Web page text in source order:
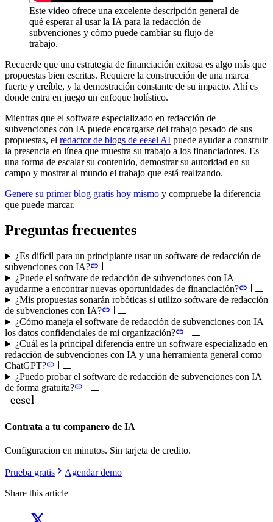
Este video ofrece una excelente descripción general de
qué esperar al usar la IA para la redacción de
subvenciones y cómo puede cambiar su flujo de
trabajo.
Recuerde que una estrategia de financiación exitosa es algo más que
propuestas bien escritas. Requiere la construcción de una marca
fuerte y creíble, y la demostración constante de su impacto. Ahí es
donde entra en juego un enfoque holístico.
Mientras que el software especializado en redacción de
subvenciones con IA puede encargarse del trabajo pesado de sus
propuestas, el redactor de blogs de eesel AI puede ayudar a construir
la presencia en línea que muestra su trabajo a los financiadores. Es
una forma de escalar su contenido, demostrar su autoridad en su
campo y mostrar al mundo el trabajo que está realizando.
Genere su primer blog gratis hoy mismo y compruebe la diferencia
que puede marcar.
Preguntas frecuentes
¿Es difícil para un principiante usar un software de redacción de
subvenciones con IA?
¿Puede el software de redacción de subvenciones con IA
ayudarme a encontrar nuevas oportunidades de financiación?
¿Mis propuestas sonarán robóticas si utilizo software de redacción
de subvenciones con IA?
¿Cómo maneja el software de redacción de subvenciones con IA
los datos confidenciales de mi organización?
¿Cuál es la principal diferencia entre un software especializado en
redacción de subvenciones con IA y una herramienta general como
ChatGPT?
¿Puedo probar el software de redacción de subvenciones con IA
de forma gratuita?
Contrata a tu companero de IA
Configuracion en minutos. Sin tarjeta de credito.
Prueba gratis
Agendar demo
Share this article